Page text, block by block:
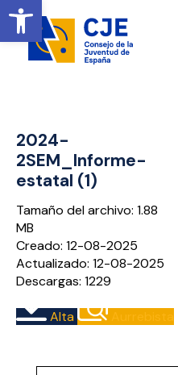
Ireki tresna-barra
2024-
2SEM_Informe-
estatal (1)
Tamaño del archivo: 1.88
MB
Creado: 12-08-2025
Actualizado: 12-08-2025
Descargas: 1229
Alta